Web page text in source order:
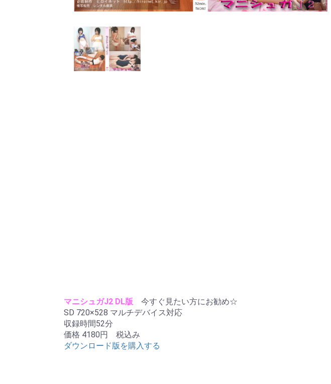
マニシュガJ2 DL版 今すぐ見たい方にお勧め☆
SD 720×528 マルチデバイス対応
収録時間52分
価格 4180円 税込み
ダウンロード版を購入する